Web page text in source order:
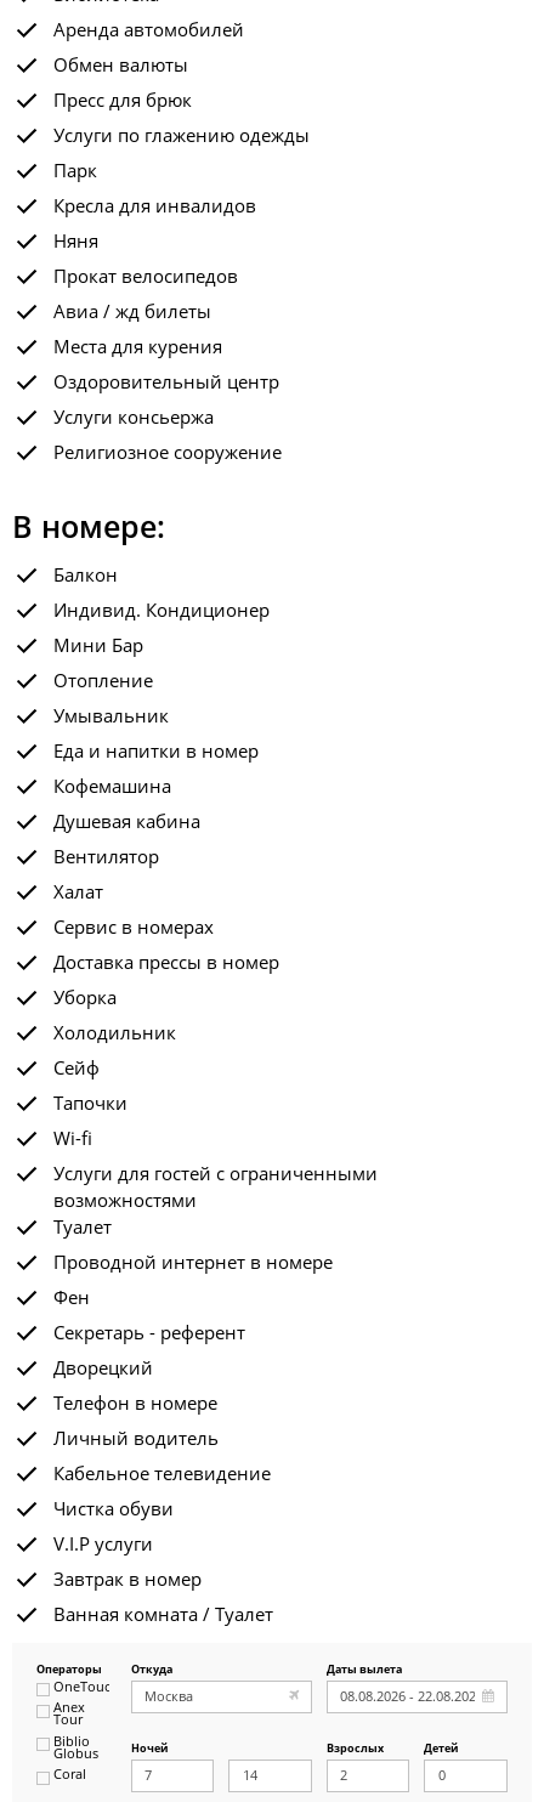
Аренда автомобилей
Обмен валюты
Пресс для брюк
Услуги по глажению одежды
Парк
Кресла для инвалидов
Няня
Прокат велосипедов
Авиа / жд билеты
Места для курения
Оздоровительный центр
Услуги консьержа
Религиозное сооружение
В номере:
Балкон
Индивид. Кондиционер
Мини Бар
Отопление
Умывальник
Еда и напитки в номер
Кофемашина
Душевая кабина
Вентилятор
Халат
Сервис в номерах
Доставка прессы в номер
Уборка
Холодильник
Сейф
Тапочки
Wi-fi
Услуги для гостей с ограниченными
возможностями
Туалет
Проводной интернет в номере
Фен
Секретарь - референт
Дворецкий
Телефон в номере
Личный водитель
Кабельное телевидение
Чистка обуви
V.I.P услуги
Завтрак в номер
Ванная комната / Туалет
Операторы
OneTouch&Travel
Anex
Tour
Biblio
Globus
Coral
Откуда Даты вылета
Ночей Взрослых Детей